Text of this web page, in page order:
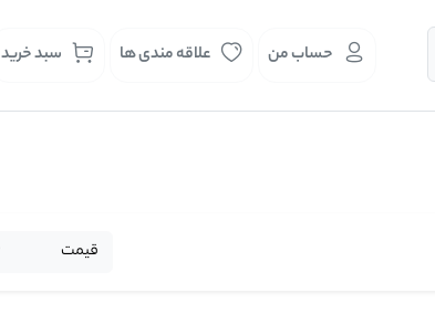
حساب من علاقه مندی ها سبد خرید
قیمت